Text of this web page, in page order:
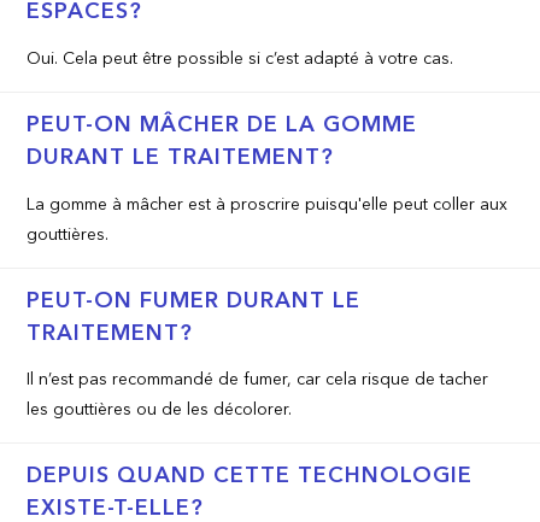
ESPACES?
Oui. Cela peut être possible si c’est adapté à votre cas.
PEUT-ON MÂCHER DE LA GOMME
DURANT LE TRAITEMENT?
La gomme à mâcher est à proscrire puisqu'elle peut coller aux
gouttières.
PEUT-ON FUMER DURANT LE
TRAITEMENT?
Il n’est pas recommandé de fumer, car cela risque de tacher
les gouttières ou de les décolorer.
DEPUIS QUAND CETTE TECHNOLOGIE
EXISTE-T-ELLE?